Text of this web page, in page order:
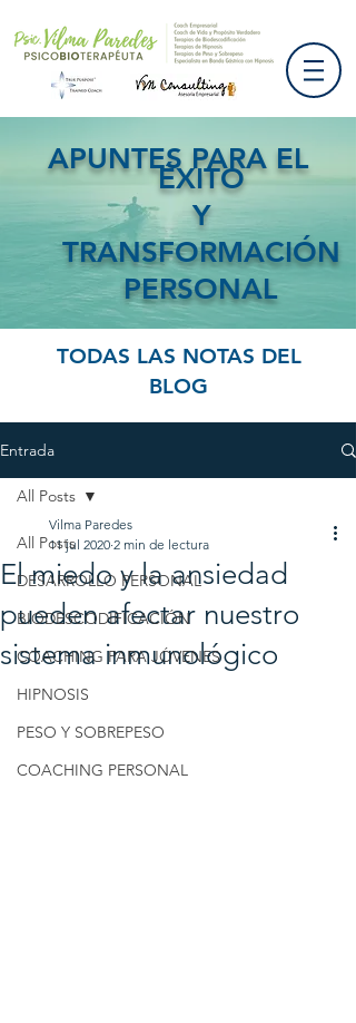
APUNTES PARA EL
ÉXITO
Y
TRANSFORMACIÓN
PERSONAL
TODAS LAS NOTAS DEL
BLOG
Entrada
All Posts
DESARROLLO PERSONAL
BIODESCODIFICACIÓN
COACHING PARA JÓVENES
HIPNOSIS
PESO Y SOBREPESO
COACHING PERSONAL
All Posts
El miedo y la ansiedad
pueden afectar nuestro
sistema inmunológico
Vilma Paredes
11 jul 2020 2 min de lectura